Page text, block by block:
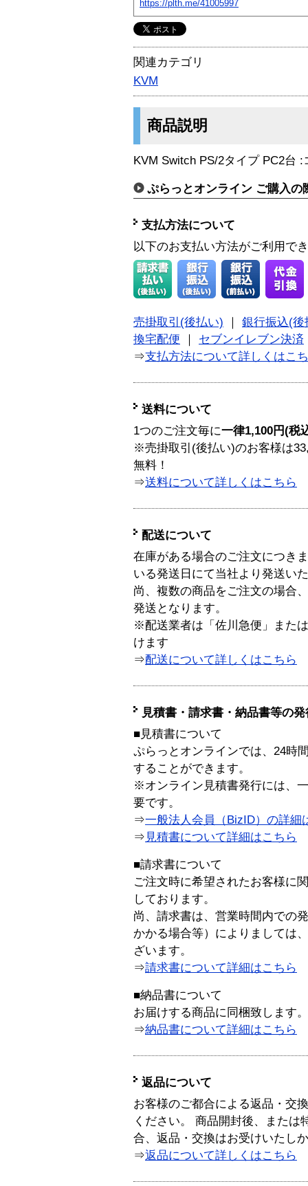
https://plth.me/41005997
関連カテゴリ
KVM
商品説明
KVM Switch PS/2タイプ PC2台 :
ぷらっとオンライン ご購入の
支払方法について
以下のお支払い方法がご利用で
売掛取引(後払い)
銀行振込(後
換宅配便
セブンイレブン決済
⇒支払方法について詳しくはこ
送料について
1つのご注文毎に一律1,100円(税
※売掛取引(後払い)のお客様は
無料！
⇒送料について詳しくはこちら
配送について
在庫がある場合のご注文につき
いる発送日にて当社より発送い
尚、複数の商品をご注文の場合
発送となります。
※配送業者は「佐川急便」また
けます
⇒配送について詳しくはこちら
見積書・請求書・納品書等の
■見積書について
ぷらっとオンラインでは、24時
することができます。
※オンライン見積書発行には、
要です。
⇒一般法人会員（BizID）の詳細
⇒ 見積書について詳細はこちら
■請求書について
ご注文時に希望されたお客様に
しております。
尚、請求書は、営業時間内での
かかる場合等）によりましては
ざいます。
⇒請求書について詳細はこちら
■納品書について
お届けする商品に同梱致します。
⇒納品書について詳細はこちら
返品について
お客様のご都合による返品・交
ください。 商品開封後、または
合、返品・交換はお受けいたし
⇒返品について詳しくはこちら